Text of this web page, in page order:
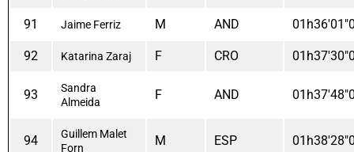
91 Jaime Ferriz M AND
92 Katarina Zaraj F CRO
93
Sandra
Almeida
F AND
94
Guillem Malet
Forn
M ESP